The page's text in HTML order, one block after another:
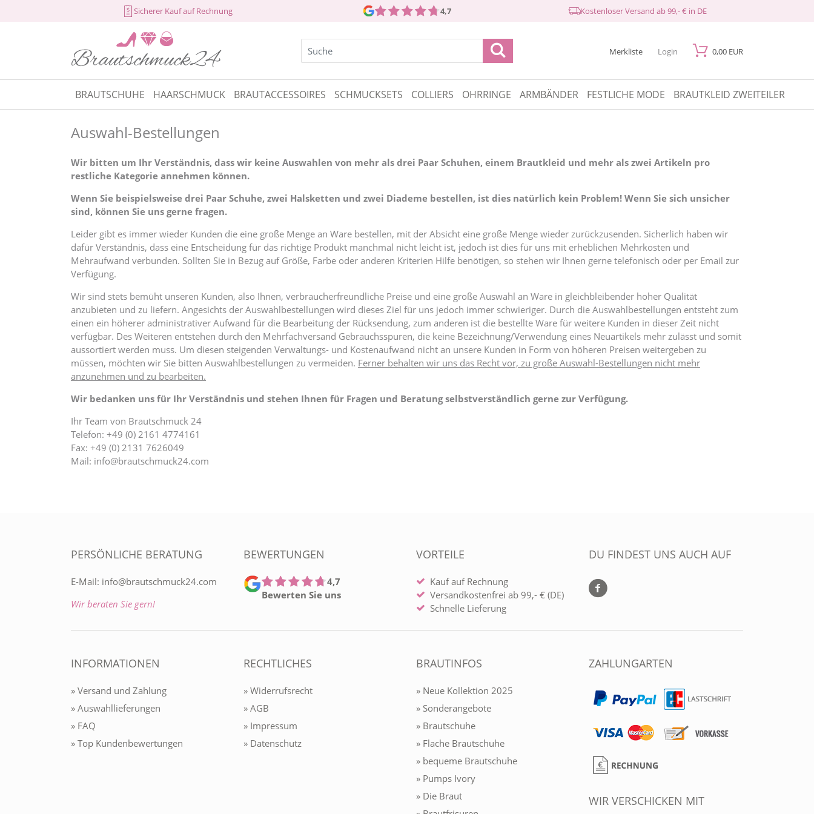
Sicherer Kauf auf Rechnung 4,7 Kostenloser Versand ab 99,- € in DE
Merkliste Login 0,00 EUR
BRAUTSCHUHE HAARSCHMUCK BRAUTACCESSOIRES SCHMUCKSETS COLLIERS OHRRINGE ARMBÄNDER FESTLICHE MODE BRAUTKLEID ZWEITEILER
Auswahl-Bestellungen
Wir bitten um Ihr Verständnis, dass wir keine Auswahlen von mehr als drei Paar Schuhen, einem Brautkleid und mehr als zwei Artikeln pro
restliche Kategorie annehmen können.
Wenn Sie beispielsweise drei Paar Schuhe, zwei Halsketten und zwei Diademe bestellen, ist dies natürlich kein Problem! Wenn Sie sich unsicher
sind, können Sie uns gerne fragen.
Leider gibt es immer wieder Kunden die eine große Menge an Ware bestellen, mit der Absicht eine große Menge wieder zurückzusenden. Sicherlich haben wir
dafür Verständnis, dass eine Entscheidung für das richtige Produkt manchmal nicht leicht ist, jedoch ist dies für uns mit erheblichen Mehrkosten und
Mehraufwand verbunden. Sollten Sie in Bezug auf Größe, Farbe oder anderen Kriterien Hilfe benötigen, so stehen wir Ihnen gerne telefonisch oder per Email zur
Verfügung.
Wir sind stets bemüht unseren Kunden, also Ihnen, verbraucherfreundliche Preise und eine große Auswahl an Ware in gleichbleibender hoher Qualität
anzubieten und zu liefern. Angesichts der Auswahlbestellungen wird dieses Ziel für uns jedoch immer schwieriger. Durch die Auswahlbestellungen entsteht zum
einen ein höherer administrativer Aufwand für die Bearbeitung der Rücksendung, zum anderen ist die bestellte Ware für weitere Kunden in dieser Zeit nicht
verfügbar. Des Weiteren entstehen durch den Mehrfachversand Gebrauchsspuren, die keine Bezeichnung/Verwendung eines Neuartikels mehr zulässt und somit
aussortiert werden muss. Um diesen steigenden Verwaltungs- und Kostenaufwand nicht an unsere Kunden in Form von höheren Preisen weitergeben zu
müssen, möchten wir Sie bitten Auswahlbestellungen zu vermeiden. Ferner behalten wir uns das Recht vor, zu große Auswahl-Bestellungen nicht mehr
anzunehmen und zu bearbeiten.
Wir bedanken uns für Ihr Verständnis und stehen Ihnen für Fragen und Beratung selbstverständlich gerne zur Verfügung.
Ihr Team von Brautschmuck 24
Telefon: +49 (0) 2161 4774161
Fax: +49 (0) 2131 7626049
Mail: info@brautschmuck24.com
PERSÖNLICHE BERATUNG
E-Mail: info@brautschmuck24.com
Wir beraten Sie gern!
BEWERTUNGEN
4,7
Bewerten Sie uns
VORTEILE
Kauf auf Rechnung
Versandkostenfrei ab 99,- € (DE)
Schnelle Lieferung
DU FINDEST UNS AUCH AUF
INFORMATIONEN
» Versand und Zahlung
» Auswahllieferungen
» FAQ
» Top Kundenbewertungen
RECHTLICHES
» Widerrufsrecht
» AGB
» Impressum
» Datenschutz
BRAUTINFOS
» Neue Kollektion 2025
» Sonderangebote
» Brautschuhe
» Flache Brautschuhe
» bequeme Brautschuhe
» Pumps Ivory
» Die Braut
ZAHLUNGARTEN
WIR VERSCHICKEN MIT